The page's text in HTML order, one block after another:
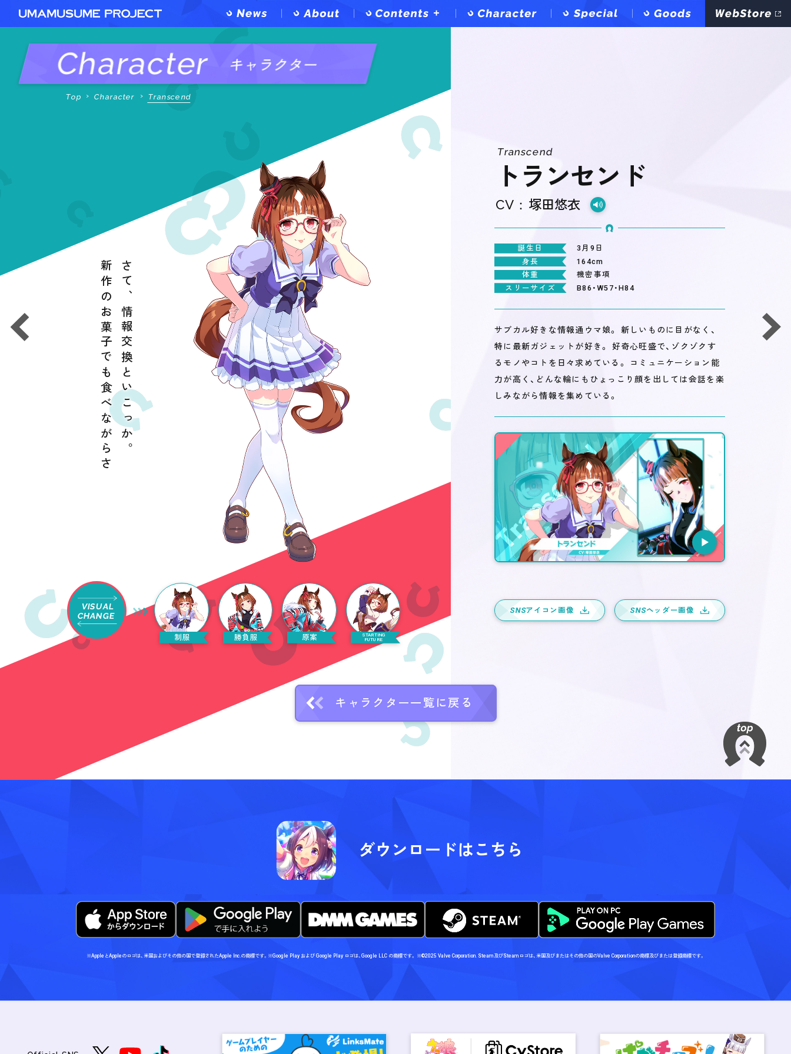
Top
Game
Anime
Comics
Character キャラクター
Top Character Transcend
さて、情報交換といこっか。
新作のお菓子でも食べながらさ
VISUAL
CHANGE
制服 勝負服 原案
STARTING
FUTURE
Transcend
トランセンド
CV： 塚田悠衣
誕生日
3月9日
身長
164cm
体重
機密事項
スリーサイズ
B86・W57・H84
サブカル好きな情報通ウマ娘。 新しいものに目がなく、
特に最新ガジェットが好き。 好奇心旺盛で、ゾクゾクす
るモノやコトを日々求めている。 コミュニケーション能
力が高く、どんな輪にもひょっこり顔を出しては会話を楽
しみながら情報を集めている。
SNSアイコン画像 SNSヘッダー画像
キャラクター一覧に戻る
ダウンロードはこちら
※AppleとAppleのロゴは、米国およびその他の国で登録されたApple Inc.の商標です。 ※Google Play および Google Play ロゴは、Google LLC の商標です。 ※©2025 Valve Corporation. Steam及びSteamロゴは、米国及びまたはその他の国のValve Corporationの商標及びまたは登録商標です。